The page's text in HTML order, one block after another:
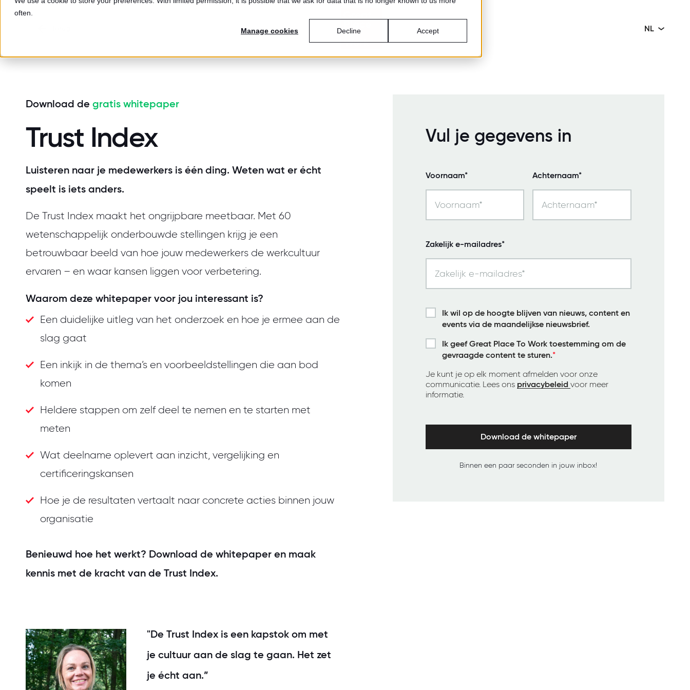
often.
Manage cookies Accept
Decline NL
Download degratis whitepaper
Trust Index
Luisteren naar je medewerkers is één ding. Weten wat er écht
speelt is iets anders.
De Trust Index maakt het ongrijpbare meetbaar. Met 60
wetenschappelijk onderbouwde stellingen krijg je een
betrouwbaar beeld van hoe jouw medewerkers de werkcultuur
ervaren – en waar kansen liggen voor verbetering.
Waarom deze whitepaper voor jou interessant is?
Een duidelijke uitleg van het onderzoek en hoe je ermee aan de
slag gaat
Een inkijk in de thema’s en voorbeeldstellingen die aan bod
komen
Heldere stappen om zelf deel te nemen en te starten met
meten
Wat deelname oplevert aan inzicht, vergelijking en
certificeringskansen
Hoe je de resultaten vertaalt naar concrete acties binnen jouw
organisatie
Benieuwd hoe het werkt? Download de whitepaper en maak
kennis met de kracht van de Trust Index.
"De Trust Index is een kapstok om met
je cultuur aan de slag te gaan. Het zet
je écht aan.”
Vul je gegevens in
Voornaam* Achternaam*
Zakelijk e-mailadres*
Ik wil op de hoogte blijven van nieuws, content en
events via de maandelijkse nieuwsbrief.
Ik geef Great Place To Work toestemming om de
gevraagde content te sturen.*
Je kunt je op elk moment afmelden voor onze
communicatie. Lees ons privacybeleidvoor meer
informatie.
Binnen een paar seconden in jouw inbox!